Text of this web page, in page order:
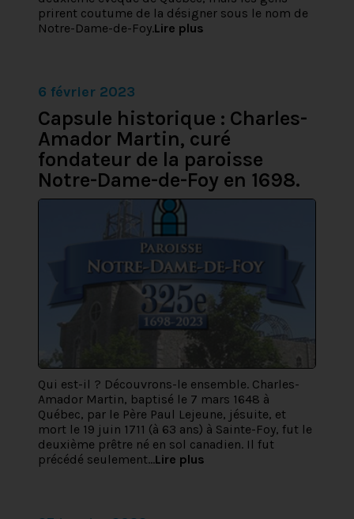
prirent coutume de la désigner sous le nom de
Notre-Dame-de-Foy.Lire plus
6 février 2023
Capsule historique : Charles-
Amador Martin, curé
fondateur de la paroisse
Notre-Dame-de-Foy en 1698.
Qui est-il ? Découvrons-le ensemble. Charles-
Amador Martin, baptisé le 7 mars 1648 à
Québec, par le Père Paul Lejeune, jésuite, et
mort le 19 juin 1711 (à 63 ans) à Sainte-Foy, fut le
deuxième prêtre né en sol canadien. Il fut
précédé seulement...Lire plus